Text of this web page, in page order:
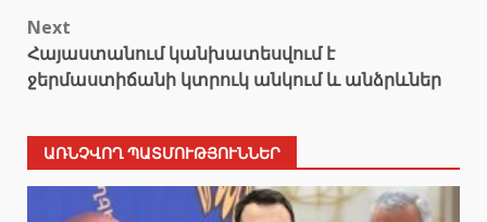
Next
Հայաստանում կանխատեսվում է
ջերմաստիճանի կտրուկ անկում և անձրևներ
ԱՌՆՉՎՈՂ ՊԱՏՄՈՒԹՅՈՒՆՆԵՐ